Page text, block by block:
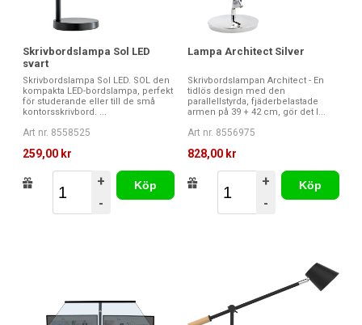
Skrivbordslampa Sol LED
svart
Skrivbordslampa Sol LED. SOL den
kompakta LED-bordslampa, perfekt
för studerande eller till de små
kontorsskrivbord. ...
Art nr. 8558525
259,00 kr
+
-
Köp
Lampa Architect Silver
Skrivbordslampan Architect - En
tidlös design med den
parallellstyrda, fjäderbelastade
armen på 39 + 42 cm, gör det l...
Art nr. 8556975
828,00 kr
+
-
Köp